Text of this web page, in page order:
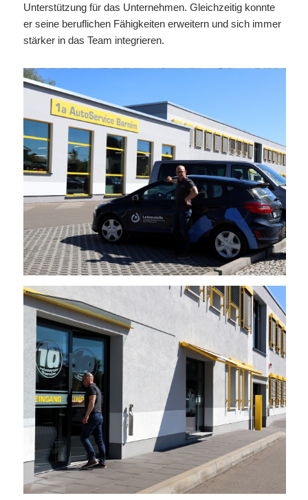
Unterstützung für das Unternehmen. Gleichzeitig konnte
er seine beruflichen Fähigkeiten erweitern und sich immer
stärker in das Team integrieren.